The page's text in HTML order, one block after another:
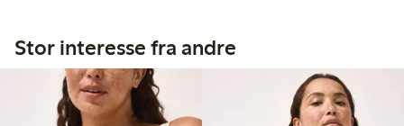
Stor interesse fra andre